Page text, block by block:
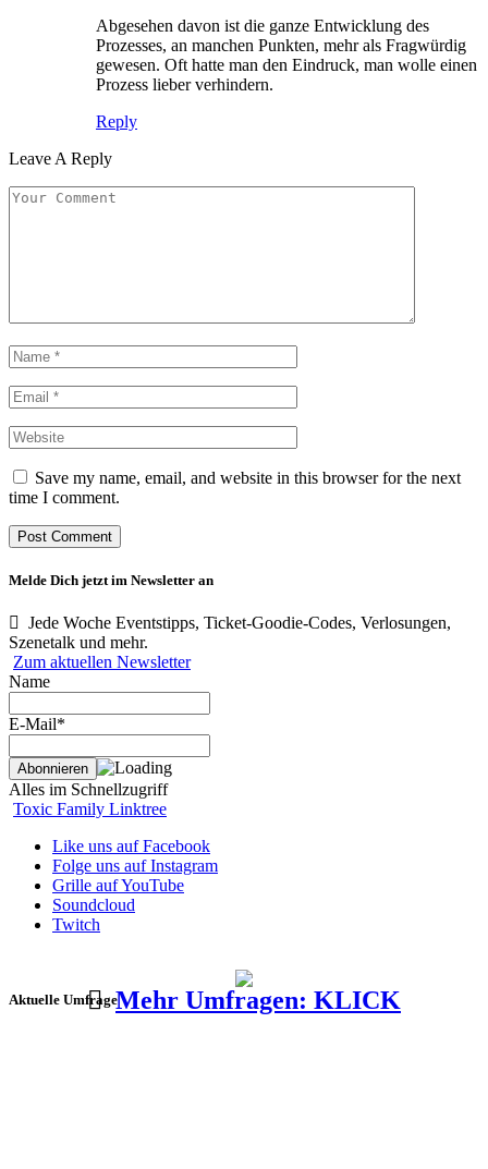
Abgesehen davon ist die ganze Entwicklung des
Prozesses, an manchen Punkten, mehr als Fragwürdig
gewesen. Oft hatte man den Eindruck, man wolle einen
Prozess lieber verhindern.
Reply
Leave A Reply
Save my name, email, and website in this browser for the next
time I comment.
Melde Dich jetzt im Newsletter an
Jede Woche Eventstipps, Ticket-Goodie-Codes, Verlosungen,
Szenetalk und mehr.
Zum aktuellen Newsletter
Name
E-Mail*
Alles im Schnellzugriff
Toxic Family Linktree
Like uns auf Facebook
Folge uns auf Instagram
Grille auf YouTube
Soundcloud
Twitch
Aktuelle UmfrageMehr Umfragen: KLICK